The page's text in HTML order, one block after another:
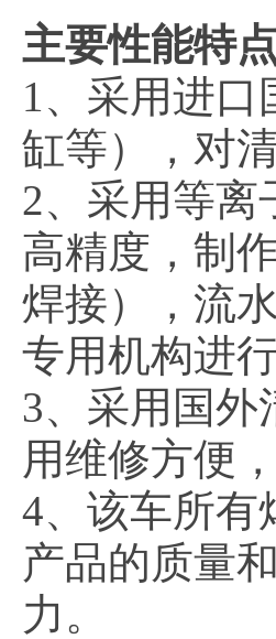
主要性能特
1、采用进
缸等），对
2、采用等离
高精度，制
焊接），流
专用机构进
3、采用国
用维修方便
4、该车所有
产品的质量
力。